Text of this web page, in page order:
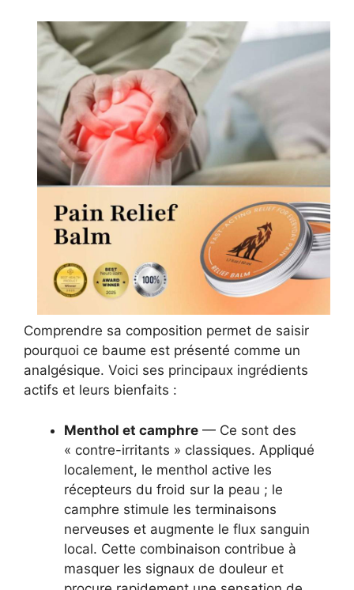
Comprendre sa composition permet de saisir
pourquoi ce baume est présenté comme un
analgésique. Voici ses principaux ingrédients
actifs et leurs bienfaits :
Menthol et camphre — Ce sont des
« contre-irritants » classiques. Appliqué
localement, le menthol active les
récepteurs du froid sur la peau ; le
camphre stimule les terminaisons
nerveuses et augmente le flux sanguin
local. Cette combinaison contribue à
masquer les signaux de douleur et